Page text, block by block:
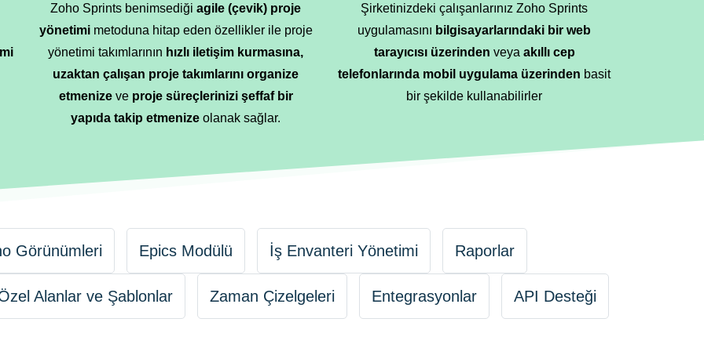
Zoho Sprints benimsediğiagile (çevik) proje
yönetimi metoduna hitap eden özellikler ile proje
yönetimi takımlarının hızlı iletişim kurmasına,
uzaktan çalışan proje takımlarını organize
etmenizeve proje süreçlerinizi şeffaf bir
yapıda takip etmenizeolanak sağlar.
Şirketinizdeki çalışanlarınız Zoho Sprints
uygulamasını bilgisayarlarındaki bir web
tarayıcısı üzerinden veya akıllı cep
telefonlarında mobil uygulama üzerinden basit
bir şekilde kullanabilirler
Görünümleri Epics Modülü İş Envanteri Yönetimi Raporlar
Alanlar ve Şablonlar Zaman Çizelgeleri Entegrasyonlar API Desteği